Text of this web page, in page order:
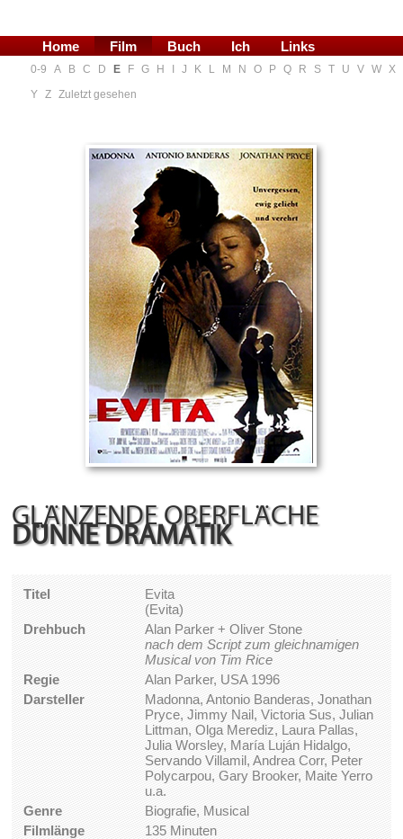
Home Film Buch Ich Links
0-9 A B C D E F G H J K L M N O P Q R S T U V W X
Y Z Zuletzt gesehen
GLÄNZENDE OBERFLÄCHE
DÜNNE DRAMATIK
Titel
Evita
(Evita)
Drehbuch
Alan Parker + Oliver Stone
nach dem Script zum gleichnamigen
Musical von Tim Rice
Regie
Alan Parker, USA 1996
Darsteller
Madonna, Antonio Banderas, Jonathan
Pryce, Jimmy Nail, Victoria Sus, Julian
Littman, Olga Merediz, Laura Pallas,
Julia Worsley, María Luján Hidalgo,
Servando Villamil, Andrea Corr, Peter
Polycarpou, Gary Brooker, Maite Yerro
u.a.
Genre
Biografie, Musical
Filmlänge
135 Minuten